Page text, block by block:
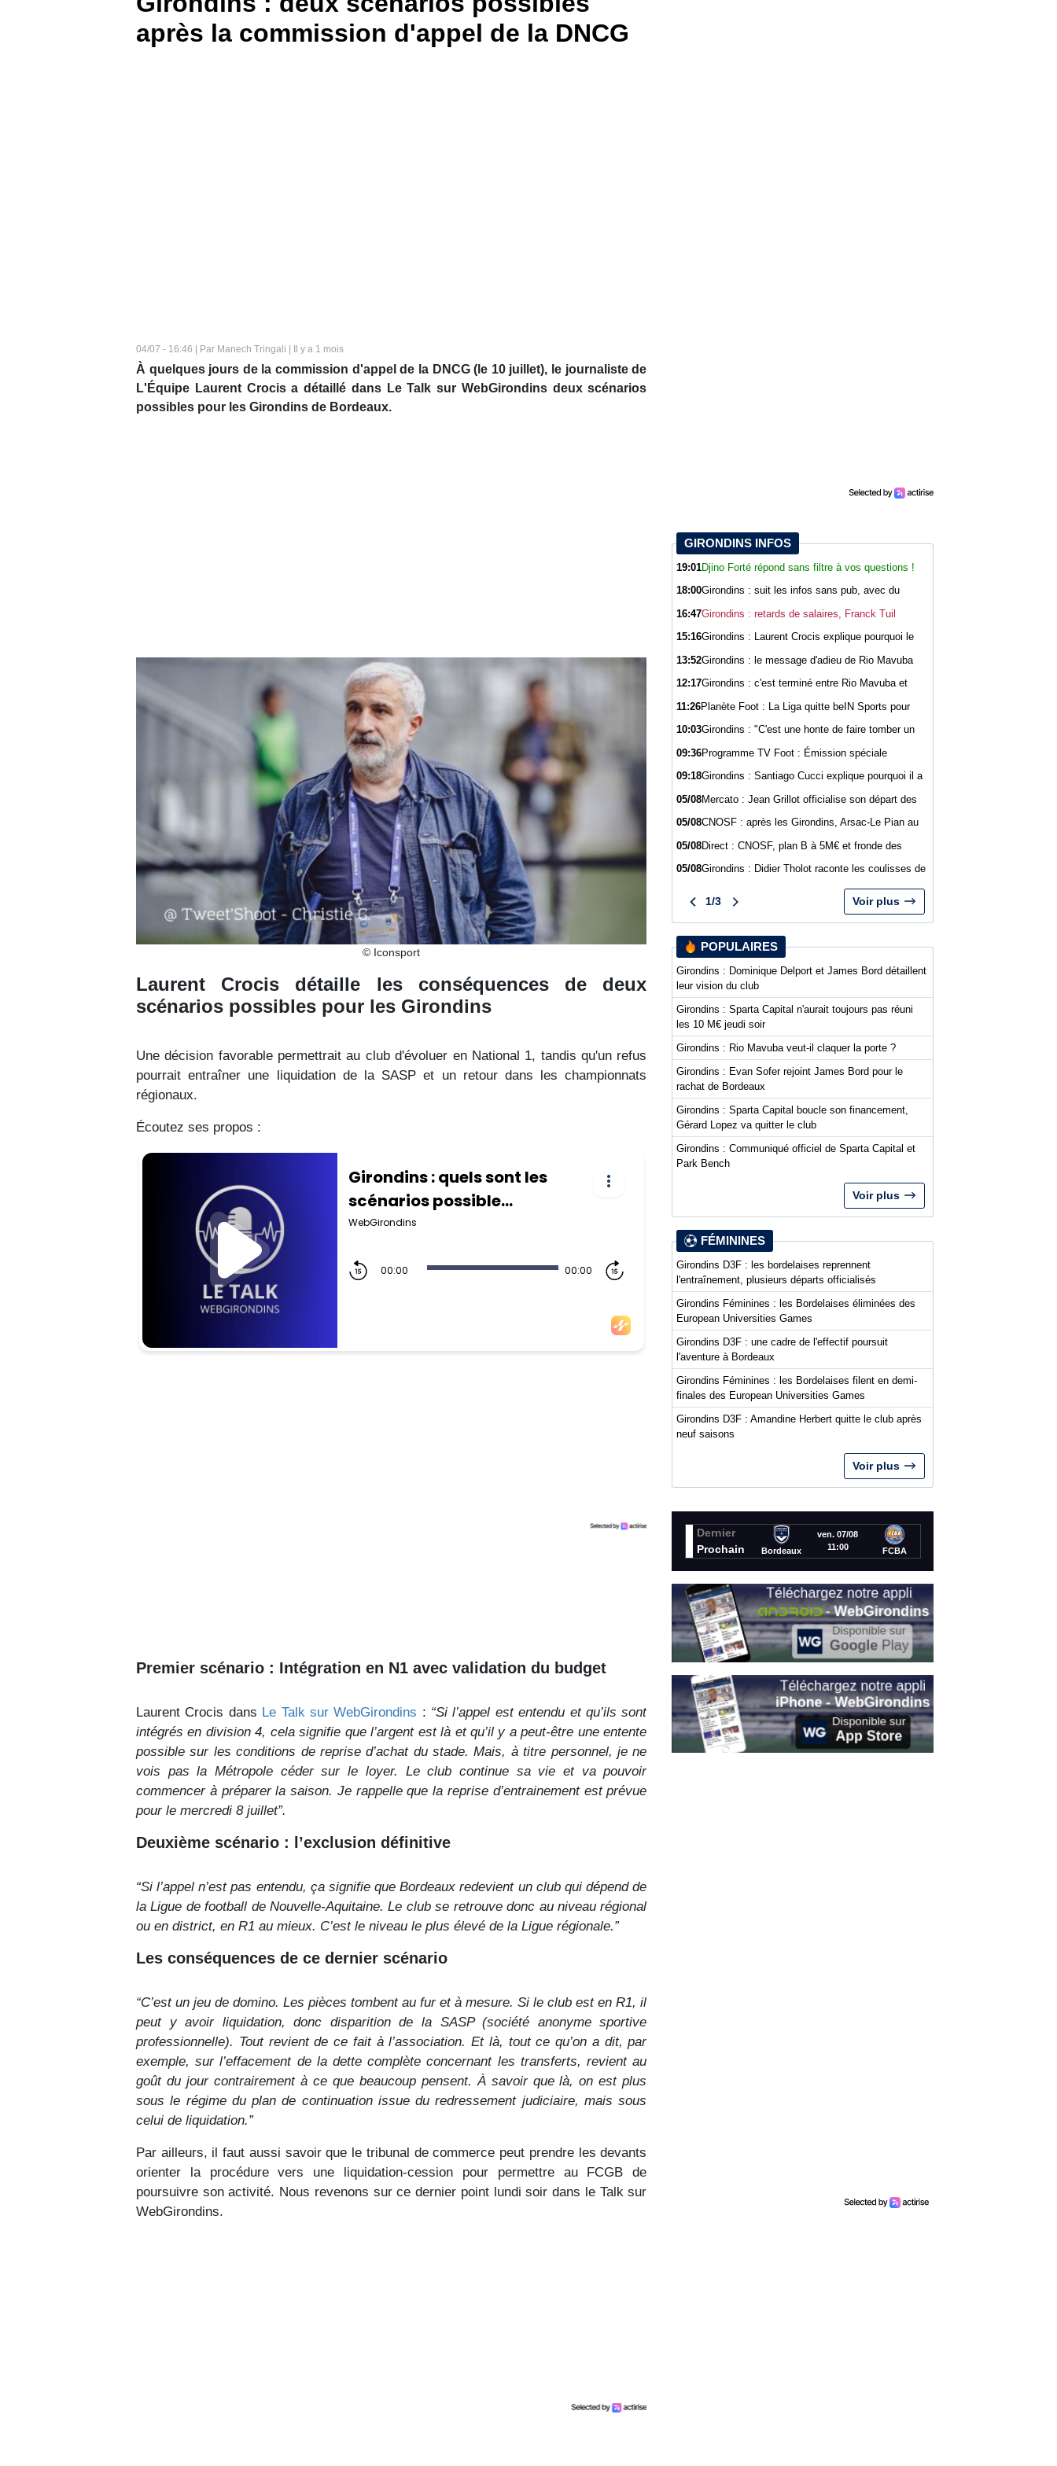
après la commission d'appel de la DNCG
04/07 - 16:46 | Par Manech Tringali | Il y a 1 mois
À quelques jours de la commission d'appel de la DNCG (le 10 juillet), le journaliste de
L'Équipe Laurent Crocis a détaillé dans Le Talk sur WebGirondins deux scénarios
possibles pour les Girondins de Bordeaux.
© Iconsport
Laurent Crocis détaille les conséquences de deux
scénarios possibles pour les Girondins
Une décision favorable permettrait au club d'évoluer en National 1, tandis qu'un refus
pourrait entraîner une liquidation de la SASP et un retour dans les championnats
régionaux.
Écoutez ses propos :
Premier scénario : Intégration en N1 avec validation du budget
Laurent Crocis dans Le Talk sur WebGirondins : “Si l’appel est entendu et qu’ils sont
intégrés en division 4, cela signifie que l’argent est là et qu’il y a peut-être une entente
possible sur les conditions de reprise d’achat du stade. Mais, à titre personnel, je ne
vois pas la Métropole céder sur le loyer. Le club continue sa vie et va pouvoir
commencer à préparer la saison. Je rappelle que la reprise d’entrainement est prévue
pour le mercredi 8 juillet”.
Deuxième scénario : l’exclusion définitive
“Si l’appel n’est pas entendu, ça signifie que Bordeaux redevient un club qui dépend de
la Ligue de football de Nouvelle-Aquitaine. Le club se retrouve donc au niveau régional
ou en district, en R1 au mieux. C’est le niveau le plus élevé de la Ligue régionale.”
Les conséquences de ce dernier scénario
“C’est un jeu de domino. Les pièces tombent au fur et à mesure. Si le club est en R1, il
peut y avoir liquidation, donc disparition de la SASP (société anonyme sportive
professionnelle). Tout revient de ce fait à l’association. Et là, tout ce qu’on a dit, par
exemple, sur l’effacement de la dette complète concernant les transferts, revient au
goût du jour contrairement à ce que beaucoup pensent. À savoir que là, on est plus
sous le régime du plan de continuation issue du redressement judiciaire, mais sous
celui de liquidation.”
Par ailleurs, il faut aussi savoir que le tribunal de commerce peut prendre les devants
orienter la procédure vers une liquidation-cession pour permettre au FCGB de
poursuivre son activité. Nous revenons sur ce dernier point lundi soir dans le Talk sur
WebGirondins.
GIRONDINS INFOS
19:01Djino Forté répond sans filtre à vos questions !
18:00Girondins : suit les infos sans pub, avec du
16:47Girondins : retards de salaires, Franck Tuil
15:16Girondins : Laurent Crocis explique pourquoi le
13:52Girondins : le message d'adieu de Rio Mavuba
12:17Girondins : c'est terminé entre Rio Mavuba et
11:26Planète Foot : La Liga quitte beIN Sports pour
10:03Girondins : "C'est une honte de faire tomber un
club comme Bordeaux", Jean-Marc Ferreri
dénonce la gestion du club
09:36Programme TV Foot : Émission spéciale
09:18Girondins : Santiago Cucci explique pourquoi il a
05/08Mercato : Jean Grillot officialise son départ des
05/08CNOSF : après les Girondins, Arsac-Le Pian au
05/08Direct : CNOSF, plan B à 5M€ et fronde des
05/08Girondins : Didier Tholot raconte les coulisses de
1/3 Voir plus
POPULAIRES
Girondins : Dominique Delport et James Bord détaillent
leur vision du club
Girondins : Sparta Capital n'aurait toujours pas réuni
les 10 M€ jeudi soir
Girondins : Rio Mavuba veut-il claquer la porte ?
Girondins : Evan Sofer rejoint James Bord pour le
rachat de Bordeaux
Girondins : Sparta Capital boucle son financement,
Gérard Lopez va quitter le club
Girondins : Communiqué officiel de Sparta Capital et
Park Bench
Voir plus
FÉMININES
Girondins D3F : les bordelaises reprennent
l'entraînement, plusieurs départs officialisés
Girondins Féminines : les Bordelaises éliminées des
European Universities Games
Girondins D3F : une cadre de l'effectif poursuit
l'aventure à Bordeaux
Girondins Féminines : les Bordelaises filent en demi-
finales des European Universities Games
Girondins D3F : Amandine Herbert quitte le club après
neuf saisons
Voir plus
Dernier
Prochain
Bordeaux
ven. 07/08
11:00
FCBA